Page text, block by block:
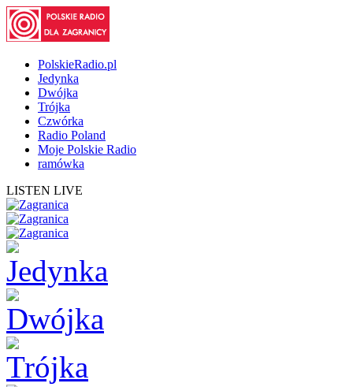
PolskieRadio.pl
Jedynka
Dwójka
Trójka
Czwórka
Radio Poland
Moje Polskie Radio
ramówka
LISTEN LIVE